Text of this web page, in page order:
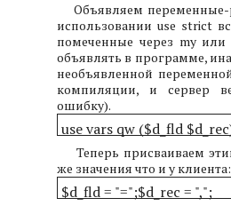
Объявляем переменные-
использовании use strict
помеченные через my
объявлять в программе,
необъявленной
компиляции, и сервер
ошибку).
use vars qw ($d_fld
Теперь присваиваем
же значения что и у клиента:
$d_fld = "=";$d_rec = ",";